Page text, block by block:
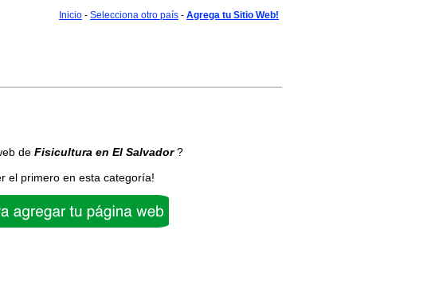
Inicio - Selecciona otro país - Agrega tu Sitio Web!
de Fisicultura en El Salvador?
el primero en esta categoría!